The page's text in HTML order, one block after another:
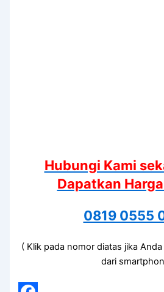
Hubungi Kami
Dapatkan
0819 0555
( Klik pada nomor diatas jika
dari